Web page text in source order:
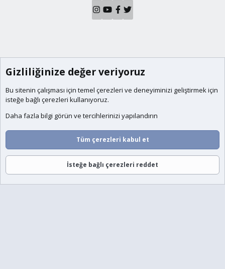
Gizliliğinize değer veriyoruz
Bu sitenin çalışması için temel çerezleri ve deneyiminizi geliştirmek için
isteğe bağlı çerezleri kullanıyoruz.
Daha fazla bilgi görün ve tercihlerinizi yapılandırın
Tüm çerezleri kabul et
İsteğe bağlı çerezleri reddet